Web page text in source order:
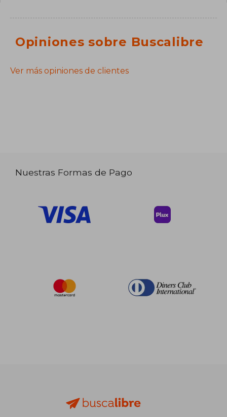
Opiniones sobre Buscalibre
Ver más opiniones de clientes
Nuestras Formas de Pago